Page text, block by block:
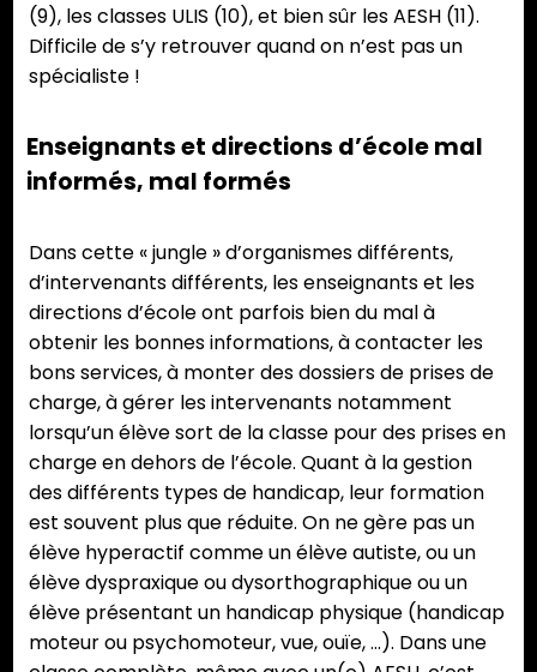
(9), les classes ULIS (10), et bien sûr les AESH (11).
Difficile de s’y retrouver quand on n’est pas un
spécialiste !
Enseignants et directions d’école mal
informés, mal formés
Dans cette « jungle » d’organismes différents,
d’intervenants différents, les enseignants et les
directions d’école ont parfois bien du mal à
obtenir les bonnes informations, à contacter les
bons services, à monter des dossiers de prises de
charge, à gérer les intervenants notamment
lorsqu’un élève sort de la classe pour des prises en
charge en dehors de l’école. Quant à la gestion
des différents types de handicap, leur formation
est souvent plus que réduite. On ne gère pas un
élève hyperactif comme un élève autiste, ou un
élève dyspraxique ou dysorthographique ou un
élève présentant un handicap physique (handicap
moteur ou psychomoteur, vue, ouïe, …). Dans une